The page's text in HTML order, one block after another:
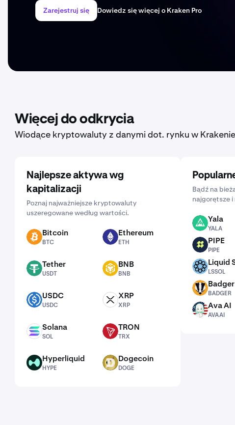
Zarejestruj się Dowiedz się więcej o Kraken Pro
Więcej do odkrycia
Wiodące kryptowaluty z danymi dot. rynku w
Najlepsze aktywa wg
kapitalizacji
Poznaj najważniejsze kryptowaluty
uszeregowane według wartości.
BTC Bitcoin
BTC
ETH Ethereum
ETH
USDT Tether
USDT
BNB BNB
BNB
USDC USDC
USDC
XRP XRP
XRP
SOL Solana
SOL
TRX TRON
TRX
HYPE Hyperliquid
HYPE
DOGE Dogecoin
DOGE
Bądź na
najgorętsze i
YALA Yala
YALA
PIPE PIPE
PIPE
LSSOL Liquid
LSSOL
BADGER
BADGER
AVAAI Ava AI
AVAAI